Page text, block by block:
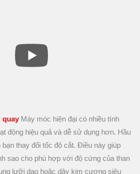
quay Máy móc hiện đại có nhiều tính
động hiệu quả và dễ sử dụng hơn. Hầu
thay đổi tốc độ cắt. Điều này giúp
sao cho phù hợp với độ cứng của than
lưỡi dao hoặc dây kim cương siêu